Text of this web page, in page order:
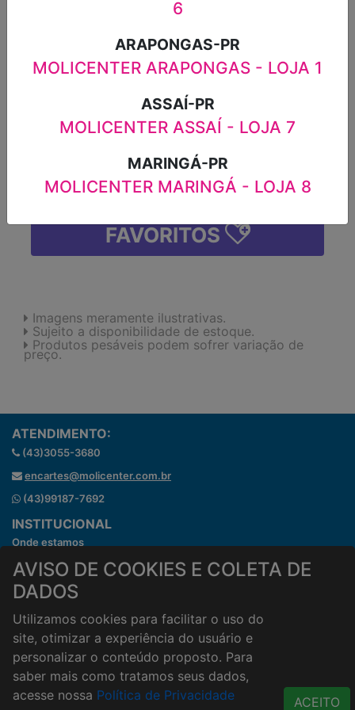
HIGIENIZA QBOA GALÃO 5L
R$17,59
ADICIONAR
FAVORITOS
Imagens meramente ilustrativas.
Sujeito a disponibilidade de estoque.
Produtos pesáveis podem sofrer variação de
preço.
6
ARAPONGAS-PR
MOLICENTER ARAPONGAS - LOJA 1
ASSAÍ-PR
MOLICENTER ASSAÍ - LOJA 7
MARINGÁ-PR
MOLICENTER MARINGÁ - LOJA 8
AVISO DE COOKIES E COLETA DE
DADOS
Utilizamos cookies para facilitar o uso do
site, otimizar a experiência do usuário e
personalizar o conteúdo proposto. Para
saber mais como tratamos seus dados,
acesse nossa Política de Privacidade ACEITO
ATENDIMENTO:
(43)3055-3680
encartes@molicenter.com.br
(43)99187-7692
INSTITUCIONAL
Onde estamos
Horários de atendimento
HORÁRIOS E ENTREGA
Horários de Entrega
Taxa de entrega
Cidades Atendidas
ACESSO RÁPIDO